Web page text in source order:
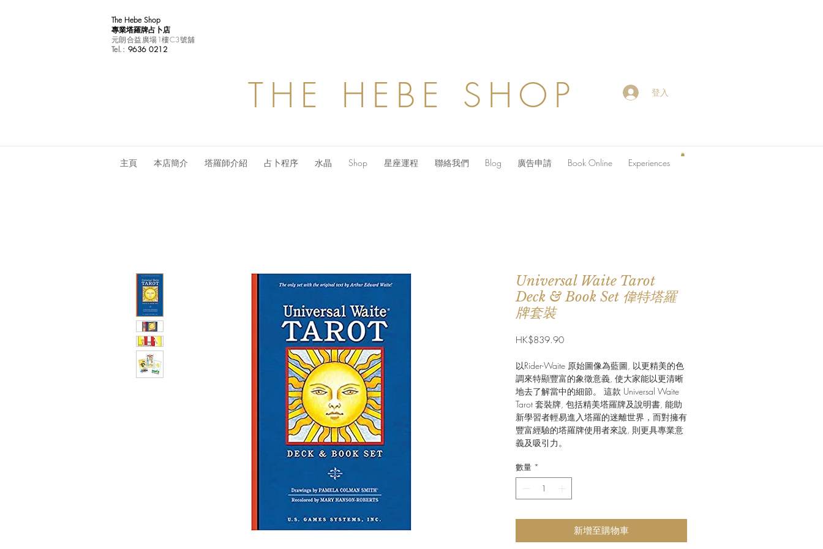
The Hebe Shop
專業塔羅牌占卜店
元朗合益廣場1樓C3號舖
Tel.: 9636 0212
THE HEBE SHOP 登入
主頁 本店簡介 塔羅師介紹 占卜程序 水晶 Shop 星座運程 聯絡我們 Blog 廣告申請 Book Online Experiences
Universal Waite Tarot
Deck & Book Set 偉特塔羅
牌套裝
HK$839.90價
以Rider-Waite 原始圖像為藍圖, 以更精美的色
調來特顯豐富的象徵意義, 使大家能以更清晰
地去了解當中的細節。 這款 Universal Waite
Tarot 套裝牌, 包括精美塔羅牌及說明書, 能助
新學習者輕易進入塔羅的迷離世界，而對擁有
豐富經驗的塔羅牌使用者來說, 則更具專業意
義及吸引力。
數量 *
新增至購物車